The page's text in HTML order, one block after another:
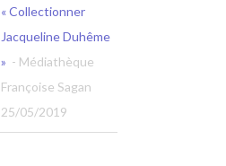
« Collectionner
Jacqueline Duhême
» - Médiathèque
Françoise Sagan
25/05/2019